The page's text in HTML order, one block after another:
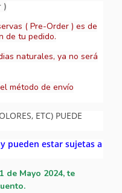
)
( Pre-Order ) es de
de tu pedido.
naturales, ya no será
método de envío
ETC) PUEDE
pueden estar sujetas a
de Mayo 2024, te